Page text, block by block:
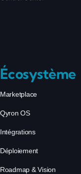
Écosystème
Marketplace
Qyron OS
Intégrations
Déploiement
Roadmap & Vision